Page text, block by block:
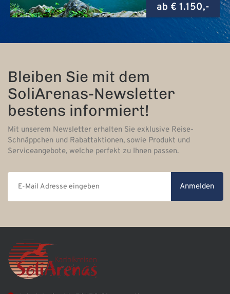
ab € 1.150,-
Bleiben Sie mit dem
SoliArenas-Newsletter
bestens informiert!
Mit unserem Newsletter erhalten Sie exklusive Reise-
Schnäppchen und Rabattaktionen, sowie Produkt und
Serviceangebote, welche perfekt zu Ihnen passen.
Anmelden